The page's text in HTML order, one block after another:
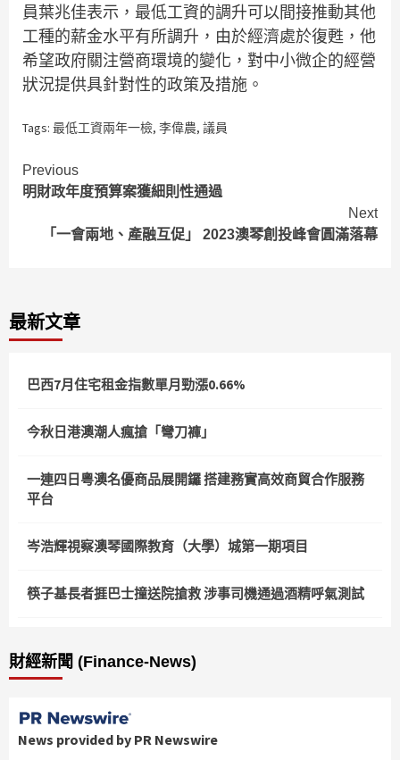
員葉兆佳表示，最低工資的調升可以間接推動其他
工種的薪金水平有所調升，由於經濟處於復甦，他
希望政府關注營商環境的變化，對中小微企的經營
狀況提供具針對性的政策及措施。
Tags: 最低工資兩年一檢, 李偉農, 議員
Continue
Reading
Previous
明財政年度預算案獲細則性通過
Next
「一會兩地、產融互促」 2023澳琴創投峰會圓滿落幕
最新文章
巴西7月住宅租金指數單月勁漲0.66%
今秋日港澳潮人瘋搶「彎刀褲」
一連四日粵澳名優商品展開鑼 搭建務實高效商貿合作服務
平台
岑浩輝視察澳琴國際教育（大學）城第一期項目
筷子基長者捱巴士撞送院搶救 涉事司機通過酒精呼氣測試
財經新聞 (Finance-News)
News provided by PR Newswire